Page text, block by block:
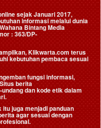
sejak Januari 2017,
informasi melalui dunia
Bintang Media
: 363/DP-
Klikwarta.com terus
kebutuhan pembaca sesuai
fungsi informasi,
berita
dan kode etik dalam
itu juga menjadi panduan
agar sesuai dengan